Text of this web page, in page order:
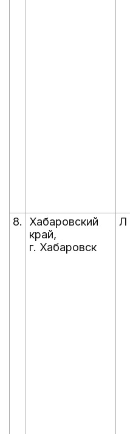
8.
Хабаровский
край,
г. Хабаровск
Л